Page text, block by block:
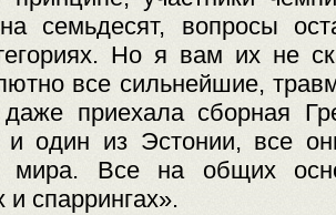
семьдесят, вопросы
Но я вам их не
все сильнейшие,
приехала сборная
и один из Эстонии, все
мира. Все на общих
и спаррингах».